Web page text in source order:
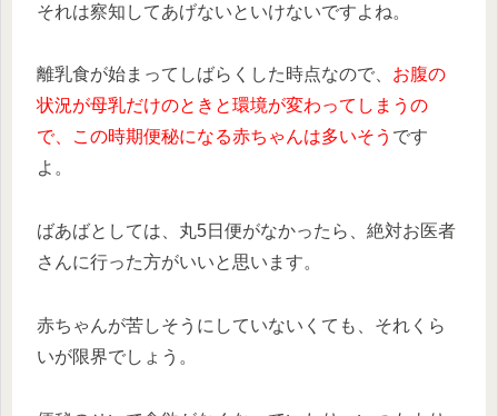
それは察知してあげないといけないですよね。
離乳食が始まってしばらくした時点なので、 お腹の
状況が母乳だけのときと環境が変わってしまうの
で、この時期便秘になる赤ちゃんは多いそう です
よ。
ばあばとしては、丸5日便がなかったら、絶対お医者
さんに行った方がいいと思います。
赤ちゃんが苦しそうにしていないくても、それくら
いが限界でしょう。